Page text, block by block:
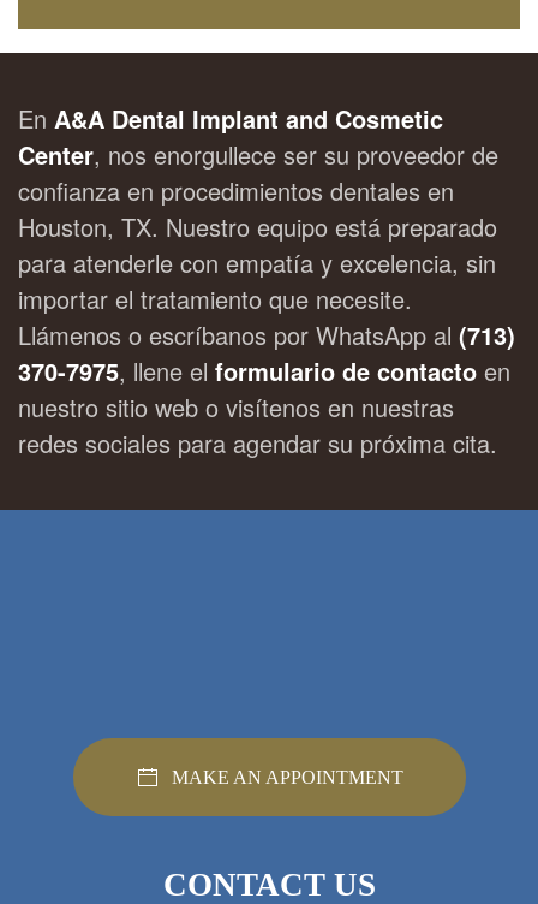
En A&A Dental Implant and Cosmetic
Center, nos enorgullece ser su proveedor de
confianza en procedimientos dentales en
Houston, TX. Nuestro equipo está preparado
para atenderle con empatía y excelencia, sin
importar el tratamiento que necesite.
Llámenos o escríbanos por WhatsApp al (713)
370-7975, llene el formulario de contacto en
nuestro sitio web o visítenos en nuestras
redes sociales para agendar su próxima cita.
MAKE AN APPOINTMENT
CONTACT US